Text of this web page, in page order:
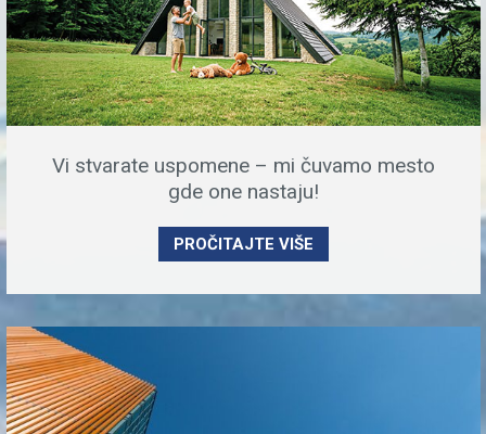
Vi stvarate uspomene – mi čuvamo mesto
gde one nastaju!
PROČITAJTE VIŠE